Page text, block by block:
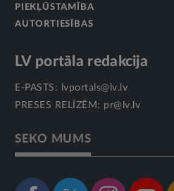
PIEKĻŪSTAMĪBA
AUTORTIESĪBAS
LV portāla redakcija
E-PASTS:
lvportals@lv.lv
PRESES RELĪZĒM: pr@lv.lv
SEKO MUMS